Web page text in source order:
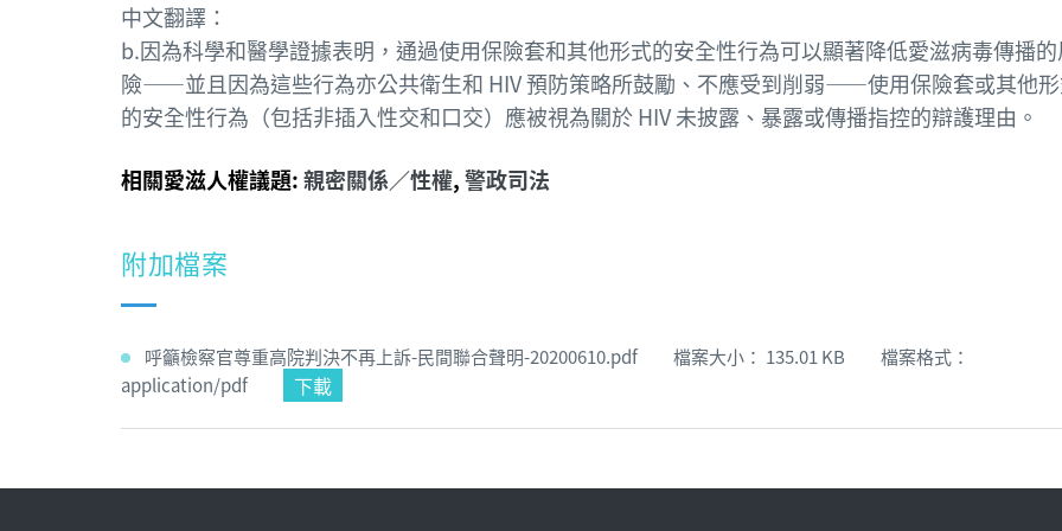
中文翻譯：
b.因為科學和醫學證據表明，通過使用保險套和其他形式的安全性行為可以顯著降低愛滋病毒傳播
險——並且因為這些行為亦公共衛生和 HIV 預防策略所鼓勵、不應受到削弱——使用保險套或其他
的安全性行為（包括非插入性交和口交）應被視為關於 HIV 未披露、暴露或傳播指控的辯護理由。
相關愛滋人權議題:親密關係／性權,警政司法
附加檔案
呼籲檢察官尊重高院判決不再上訴-民間聯合聲明-20200610.pdf 檔案大小： 135.01 KB 檔案格式：
application/pdf
下載